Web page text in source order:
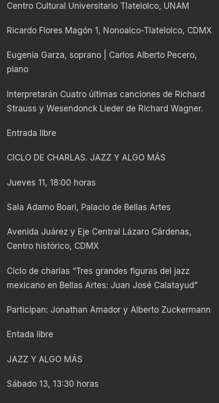
Centro Cultural Universitario Tlatelolco, UNAM
Ricardo Flores Magón 1, Nonoalco-Tlatelolco, CDMX
Eugenia Garza, soprano | Carlos Alberto Pecero,
piano
Interpretarán Cuatro últimas canciones de Richard
Strauss y Wesendonck Lieder de Richard Wagner.
Entrada libre
CICLO DE CHARLAS. JAZZ Y ALGO MÁS
Jueves 11, 18:00 horas
Sala Adamo Boari, Palacio de Bellas Artes
Avenida Juárez y Eje Central Lázaro Cárdenas,
Centro histórico, CDMX
Ciclo de charlas “Tres grandes figuras del jazz
mexicano en Bellas Artes: Juan José Calatayud”
Participan: Jonathan Amador y Alberto Zuckermann
Entada libre
JAZZ Y ALGO MÁS
Sábado 13, 13:30 horas